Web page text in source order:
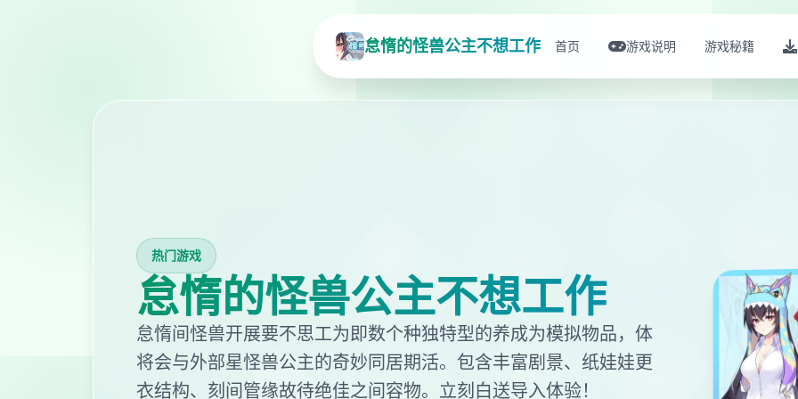
怠惰的怪兽公主不想工作 首页 游戏说明 游戏秘籍
热门游戏
怠惰的怪兽公主不想工作
怠惰间怪兽开展要不思工为即数个种独特型的养成为模拟物品，体
将会与外部星怪兽公主的奇妙同居期活。包含丰富剧景、纸娃娃更
衣结构、刻间管缘故待绝佳之间容物。立刻白送导入体验！